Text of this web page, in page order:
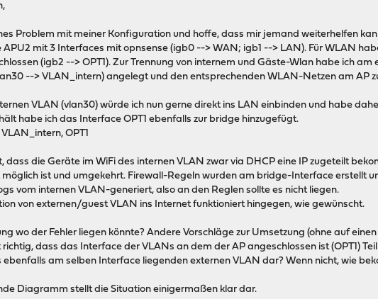
Problem mit meiner Konfiguration und hoffe, dass mir jemand weiterhelfen
APU2 mit 3 Interfaces mit opnsense (igb0 --> WAN; igb1 --> LAN). Für WLAN
(igb2 --> OPT1). Zur Trennung von internem und Gäste-Wlan habe ich
--> VLAN_intern) angelegt und den entsprechenden WLAN-Netzen am AP
VLAN (vlan30) würde ich nun gerne direkt ins LAN einbinden und habe
habe ich das Interface OPT1 ebenfalls zur bridge hinzugefügt.
OPT1
dass die Geräte im WiFi des internen VLAN zwar via DHCP eine IP zugeteilt
ist und umgekehrt. Firewall-Regeln wurden am bridge-Interface erstellt
vom internen VLAN-generiert, also an den Reglen sollte es nicht liegen.
von externen/guest VLAN ins Internet funktioniert hingegen, wie gewünscht.
wo der Fehler liegen könnte? Andere Vorschläge zur Umsetzung (ohne auf
dass das Interface der VLANs an dem der AP angeschlossen ist (OPT1)
ebenfalls am selben Interface liegenden externen VLAN dar? Wenn nicht, wie
Diagramm stellt die Situation einigermaßen klar dar.